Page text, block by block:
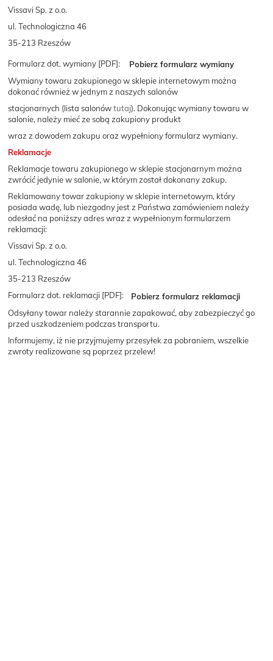
Vissavi Sp. z o.o.
ul. Technologiczna 46
35-213 Rzeszów
Formularz dot. wymiany [PDF]:
Pobierz formularz wymiany
Wymiany towaru zakupionego w sklepie internetowym można
dokonać również w jednym z naszych salonów
stacjonarnych (lista salonówtutaj). Dokonując wymiany towaru w
salonie, należy mieć ze sobą zakupiony produkt
wraz z dowodem zakupu oraz wypełniony formularz wymiany.
Reklamacje
Reklamacje towaru zakupionego w sklepie stacjonarnym można
zwrócić jedynie w salonie, w którym został dokonany zakup.
Reklamowany towar zakupiony w sklepie internetowym, który
posiada wadę, lub niezgodny jest z Państwa zamówieniem należy
odesłać na poniższy adres wraz z wypełnionym formularzem
reklamacji:
Vissavi Sp. z o.o.
ul. Technologiczna 46
35-213 Rzeszów
Formularz dot. reklamacji [PDF]:
Pobierz formularz reklamacji
Odsyłany towar należy starannie zapakować, aby zabezpieczyć go
przed uszkodzeniem podczas transportu.
Informujemy, iż nie przyjmujemy przesyłek za pobraniem, wszelkie
zwroty realizowane są poprzez przelew!